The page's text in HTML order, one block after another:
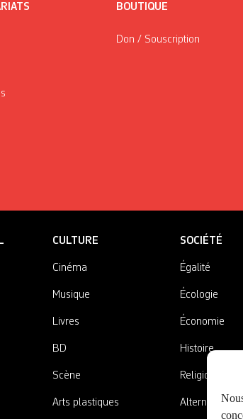
BOUTIQUE
Don / Souscription
CULTURE
Cinéma
Musique
Livres
BD
Scène
Arts plastiques
SOCIÉTÉ
Égalité
Écologie
Économie
Histoire
Religions
Alternatives